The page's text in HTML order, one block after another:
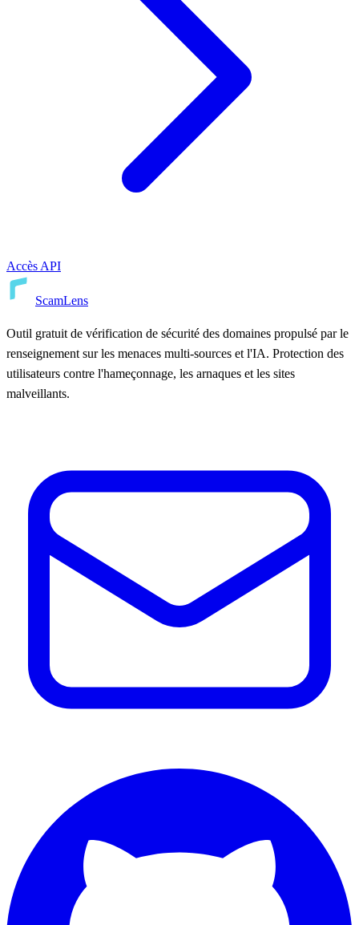
Accès API
ScamLens
Outil gratuit de vérification de sécurité des domaines propulsé par le
renseignement sur les menaces multi-sources et l'IA. Protection des
utilisateurs contre l'hameçonnage, les arnaques et les sites
malveillants.